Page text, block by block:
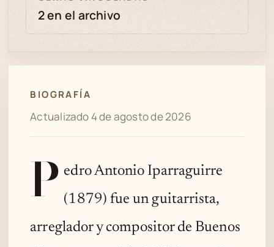
2 en el archivo
BIOGRAFÍA
Actualizado 4 de agosto de 2026
P edro Antonio Iparraguirre
(1879) fue un guitarrista,
arreglador y compositor de Buenos